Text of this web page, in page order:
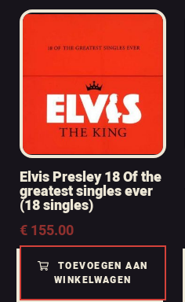
Elvis Presley 18 Of the
greatest singles ever
(18 singles)
€155.00
TOEVOEGEN AAN
WINKELWAGEN